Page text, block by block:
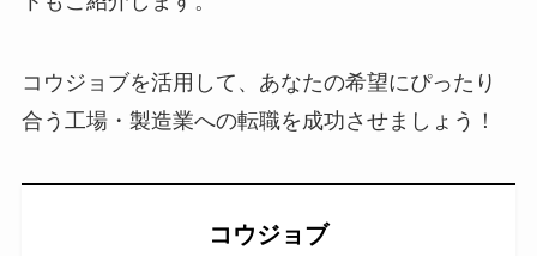
コウジョブを活用して、あなたの希望にぴったり
合う工場・製造業への転職を成功させましょう！
コウジョブ